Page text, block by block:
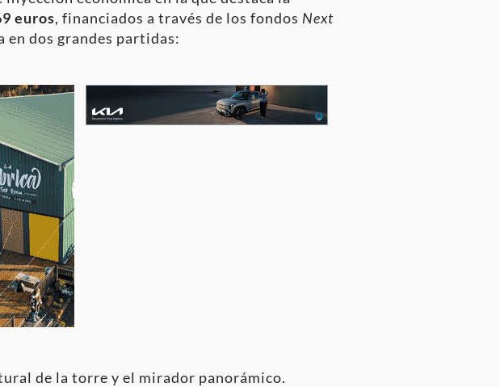
euros, financiados a través de los fondos Next
en dos grandes partidas:
de la torre y el mirador panorámico.